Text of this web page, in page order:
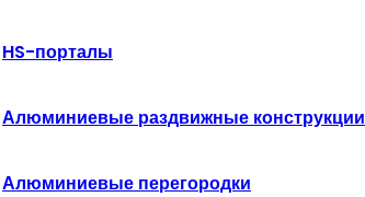
HS-порталы
Алюминиевые раздвижные конструкции
Алюминиевые перегородки